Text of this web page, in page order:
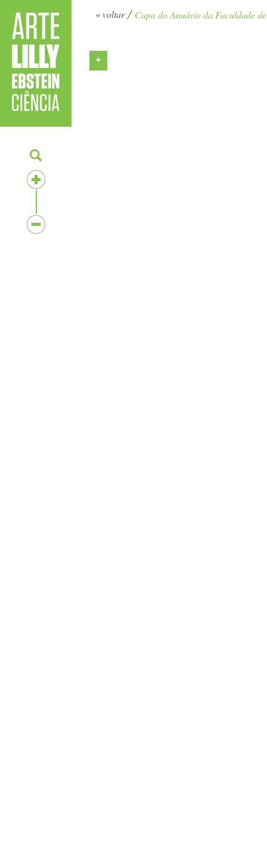
« voltar Capa do Anuário da Faculdade